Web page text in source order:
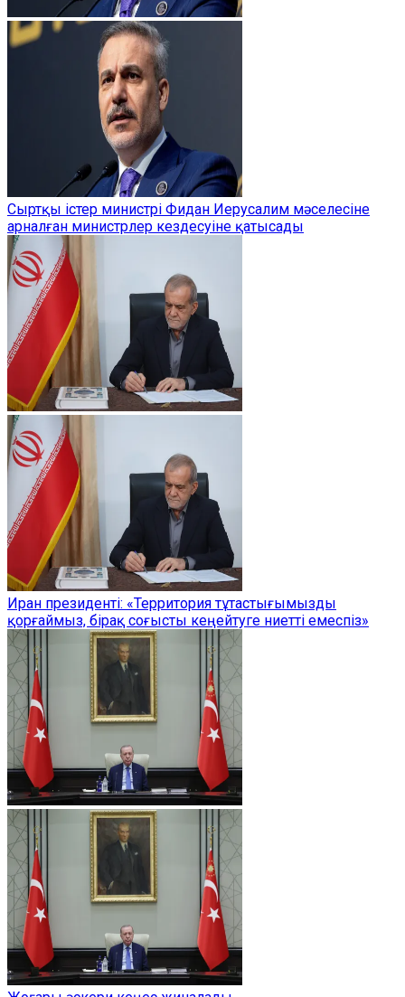
Сыртқы істер министрі Фидан Иерусалим мәселесіне
арналған министрлер кездесуіне қатысады
Иран президенті: «Территория тұтастығымызды
қорғаймыз, бірақ соғысты кеңейтуге ниетті емеспіз»